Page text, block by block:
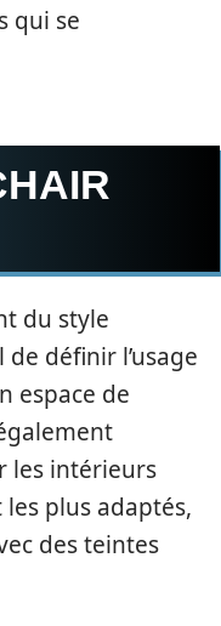
qui se
du style
définir l’usage
espace de
les intérieurs
plus adaptés,
des teintes